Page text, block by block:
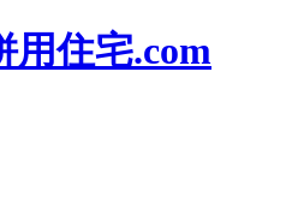
用住宅.com